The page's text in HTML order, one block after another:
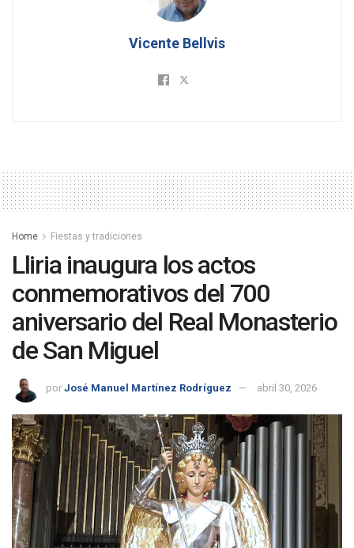
Vicente Bellvis
Home Fiestas y tradiciones
Lliria inaugura los actos
conmemorativos del 700
aniversario del Real Monasterio
de San Miguel
por José Manuel Martínez Rodríguez abril 30, 2026